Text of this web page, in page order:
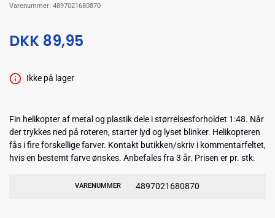
Varenummer: 4897021680870
DKK 89,95
Ikke på lager
Fin helikopter af metal og plastik dele i størrelsesforholdet 1:48. Når
der trykkes ned på roteren, starter lyd og lyset blinker. Helikopteren
fås i fire forskellige farver. Kontakt butikken/skriv i kommentarfeltet,
hvis en bestemt farve ønskes. Anbefales fra 3 år. Prisen er pr. stk.
VARENUMMER 4897021680870